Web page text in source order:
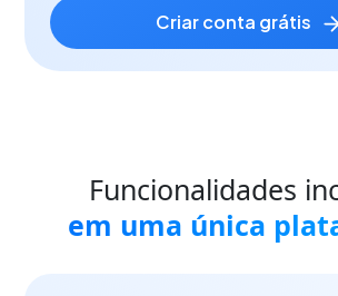
criar conta grátis
Funcionalidades
em uma única